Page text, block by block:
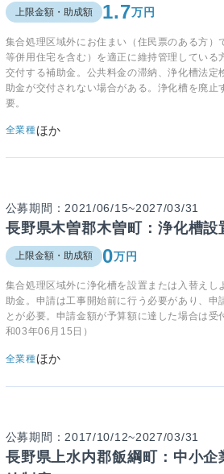
上限金額・助成額 1.7万円
集合処理区域外にお住まい（住民票のある方）
等併用住宅を含む）を適正に維持管理してい
交付する補助金。公共料金の滞納、浄化槽法定
助金が交付されない場合がある。浄化槽を廃止
要。
全業種ほか
公募期間：2021/06/15~2027/03/31
長野県木曽郡木曽町：浄化槽設
上限金額・助成額 0万円
集合処理区域外に浄化槽を設置または入替えし
助金。申請は工事開始前に行う必要があり、申
とが必要。申請金額が予算額に達した場合は受
和03年06月15日）
全業種ほか
公募期間：2017/10/12~2027/03/31
長野県上水内郡飯綱町：中小企